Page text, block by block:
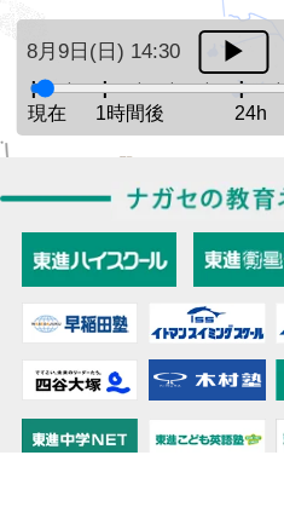
8月9日(日) 14:30
現在 1時間後 24h